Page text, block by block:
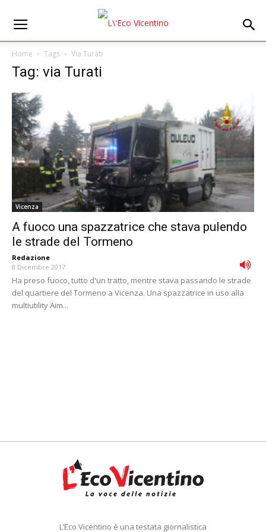
Home Tags Via Turati
Tag: via Turati
Vicenza
A fuoco una spazzatrice che stava pulendo
le strade del Tormeno
Redazione -
8 Dicembre 2017
Ha preso fuoco, tutto d'un tratto, mentre stava passando le strade
del quartiere del Tormeno a Vicenza. Una spazzatrice in uso alla
multiutility Aim...
L’Eco Vicentino è una testata giornalistica